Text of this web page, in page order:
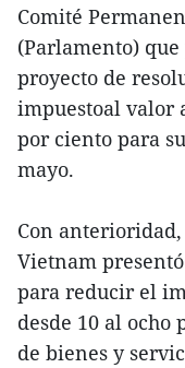
Comité
(Parlamento)
proyecto de
impuestoal valor
por ciento para
mayo.
Con
Vietnam
para reducir el
desde 10 al ocho
de bienes y